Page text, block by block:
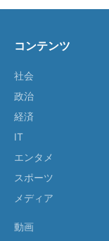
コンテンツ
社会
政治
経済
IT
エンタメ
スポーツ
メディア
動画